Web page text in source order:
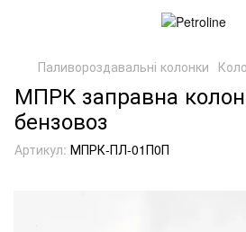
Паливороздавальні колонки
МПРК заправна
бензовоз
Артикул: МПРК-ПЛ-01П0П